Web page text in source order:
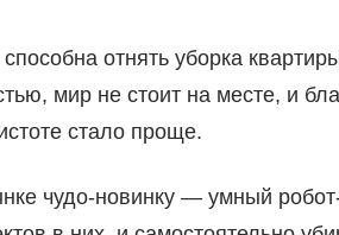
отнять уборка
мир не стоит на месте, и
стало проще.
чудо-новинку — умный